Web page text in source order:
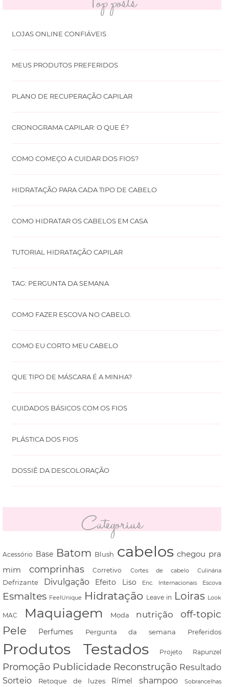
LOJAS ONLINE CONFIÁVEIS
MEUS PRODUTOS PREFERIDOS
PLANO DE RECUPERAÇÃO CAPILAR
CRONOGRAMA CAPILAR: O QUE É?
COMO COMEÇO A CUIDAR DOS FIOS?
HIDRATAÇÃO PARA CADA TIPO DE CABELO
COMO HIDRATAR OS CABELOS EM CASA
TUTORIAL HIDRATAÇÃO CAPILAR
TAG: PERGUNTA DA SEMANA
COMO FAZER ESCOVA NO CABELO.
COMO EU CORTO MEU CABELO
QUE TIPO DE MÁSCARA É A MINHA?
CUIDADOS BÁSICOS COM OS FIOS
PLÁSTICA DOS FIOS
DOSSIÊ DA DESCOLORAÇÃO
Categorias
Acessório Base Batom Blush cabelos chegou pra
mim
comprinhas Corretivo Cortes de cabelo Culinária
Defrizante Divulgação Efeito Liso Enc. Internacionais Escova
Esmaltes FeelUnique Hidratação Leave in Loiras Look
MAC Maquiagem Moda nutrição off-topic
Pele Perfumes Pergunta da semana Preferidos
Produtos Testados Projeto Rapunzel
Promoção Publicidade Reconstrução Resultado
Sorteio
Retoque de luzes Rímel shampoo Sobrancelhas